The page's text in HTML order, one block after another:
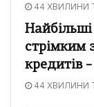
44 ХВИЛИНИ
стрімким
кредитів
44 ХВИЛИНИ